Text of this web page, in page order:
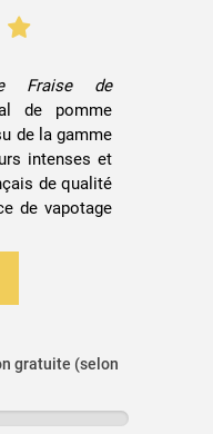
Fraise de
de pomme
de la gamme
intenses et
de qualité
de vapotage
gratuite (selon